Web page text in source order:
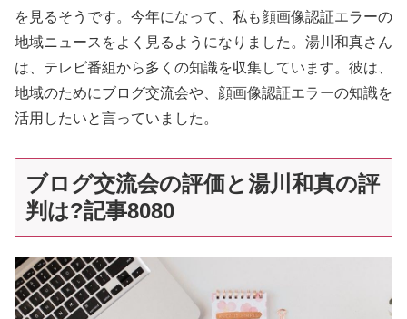
を見るそうです。今年になって、私も顔画像認証エラーの
地域ニュースをよく見るようになりました。湯川和真さん
は、テレビ番組から多くの知識を収集しています。彼は、
地域のためにブログ交流会や、顔画像認証エラーの知識を
活用したいと言っていました。
ブログ交流会の評価と湯川和真の評
判は?記事8080